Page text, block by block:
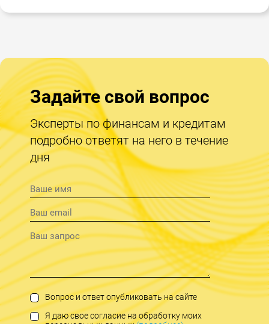
Задайте свой вопрос
Эксперты по финансам и кредитам
подробно ответят на него в течение
дня
Вопрос и ответ опубликовать на сайте
Я даю свое согласие на обработку моих